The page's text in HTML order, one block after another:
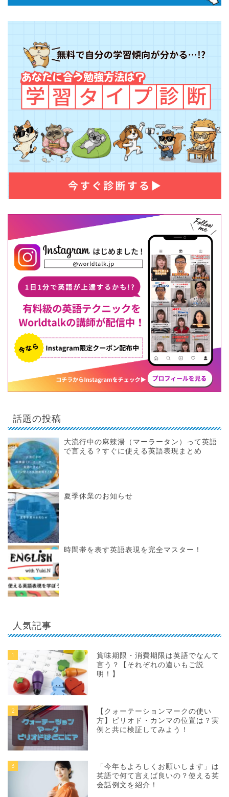
話題の投稿
大流行中の麻辣湯（マーラータン）って英語
で言える？すぐに使える英語表現まとめ
夏季休業のお知らせ
時間帯を表す英語表現を完全マスター！
人気記事
1
賞味期限・消費期限は英語でなんて
言う？【それぞれの違いもご説
明！】
2
【クォーテーションマークの使い
方】ピリオド・カンマの位置は？実
例と共に検証してみよう！
3
「今年もよろしくお願いします」は
英語で何て言えば良いの？使える英
会話例文を紹介！